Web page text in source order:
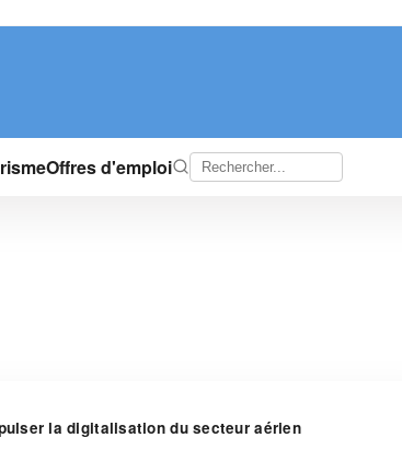
Offres d'emploi
la digitalisation du secteur aérien